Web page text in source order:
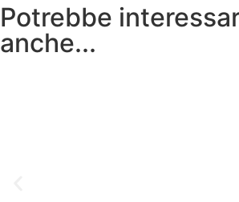
Potrebbe
anche...